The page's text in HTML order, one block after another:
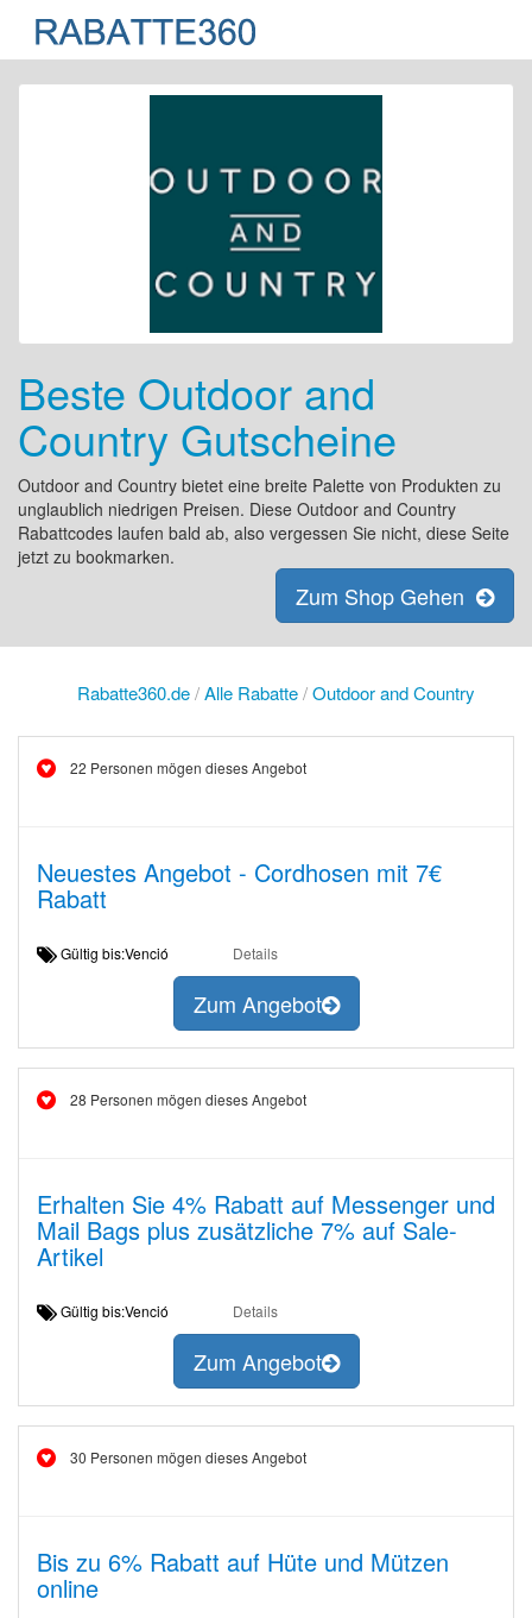
Beste Outdoor and
Country Gutscheine
Outdoor and Country bietet eine breite Palette von Produkten zu
unglaublich niedrigen Preisen. Diese Outdoor and Country
Rabattcodes laufen bald ab, also vergessen Sie nicht, diese Seite
jetzt zu bookmarken.
Zum Shop Gehen
Rabatte360.de/Alle Rabatte/Outdoor and Country
22 Personen mögen dieses Angebot
Neuestes Angebot - Cordhosen mit 7€
Rabatt
Gültig bis:Venció Details
Zum Angebot
28 Personen mögen dieses Angebot
Erhalten Sie 4% Rabatt auf Messenger und
Mail Bags plus zusätzliche 7% auf Sale-
Artikel
Gültig bis:Venció Details
Zum Angebot
30 Personen mögen dieses Angebot
Bis zu 6% Rabatt auf Hüte und Mützen
online